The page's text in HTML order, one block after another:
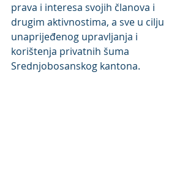
prava i interesa svojih članova i
drugim aktivnostima, a sve u cilju
unaprijeđenog upravljanja i
korištenja privatnih šuma
Srednjobosanskog kantona.